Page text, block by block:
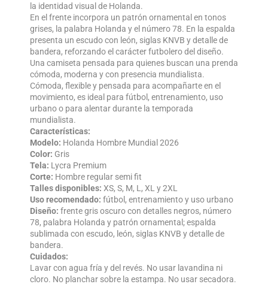
la identidad visual de Holanda.
En el frente incorpora un patrón ornamental en tonos
grises, la palabra Holanda y el número 78. En la espalda
presenta un escudo con león, siglas KNVB y detalle de
bandera, reforzando el carácter futbolero del diseño.
Una camiseta pensada para quienes buscan una prenda
cómoda, moderna y con presencia mundialista.
Cómoda, flexible y pensada para acompañarte en el
movimiento, es ideal para fútbol, entrenamiento, uso
urbano o para alentar durante la temporada
mundialista.
Características:
Modelo: Holanda Hombre Mundial 2026
Color: Gris
Tela: Lycra Premium
Corte: Hombre regular semi fit
Talles disponibles: XS, S, M, L, XL y 2XL
Uso recomendado: fútbol, entrenamiento y uso urbano
Diseño: frente gris oscuro con detalles negros, número
78, palabra Holanda y patrón ornamental; espalda
sublimada con escudo, león, siglas KNVB y detalle de
bandera.
Cuidados:
Lavar con agua fría y del revés. No usar lavandina ni
cloro. No planchar sobre la estampa. No usar secadora.